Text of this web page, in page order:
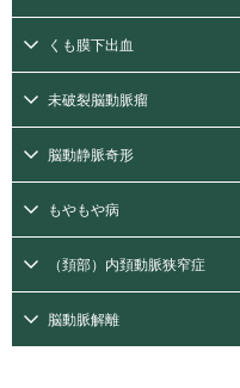
くも膜下出血
未破裂脳動脈瘤
脳動静脈奇形
もやもや病
（頚部）内頚動脈狭窄症
脳動脈解離